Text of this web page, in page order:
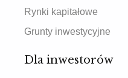
Rynki kapitałowe
Grunty inwestycyjne
Dla inwestorów